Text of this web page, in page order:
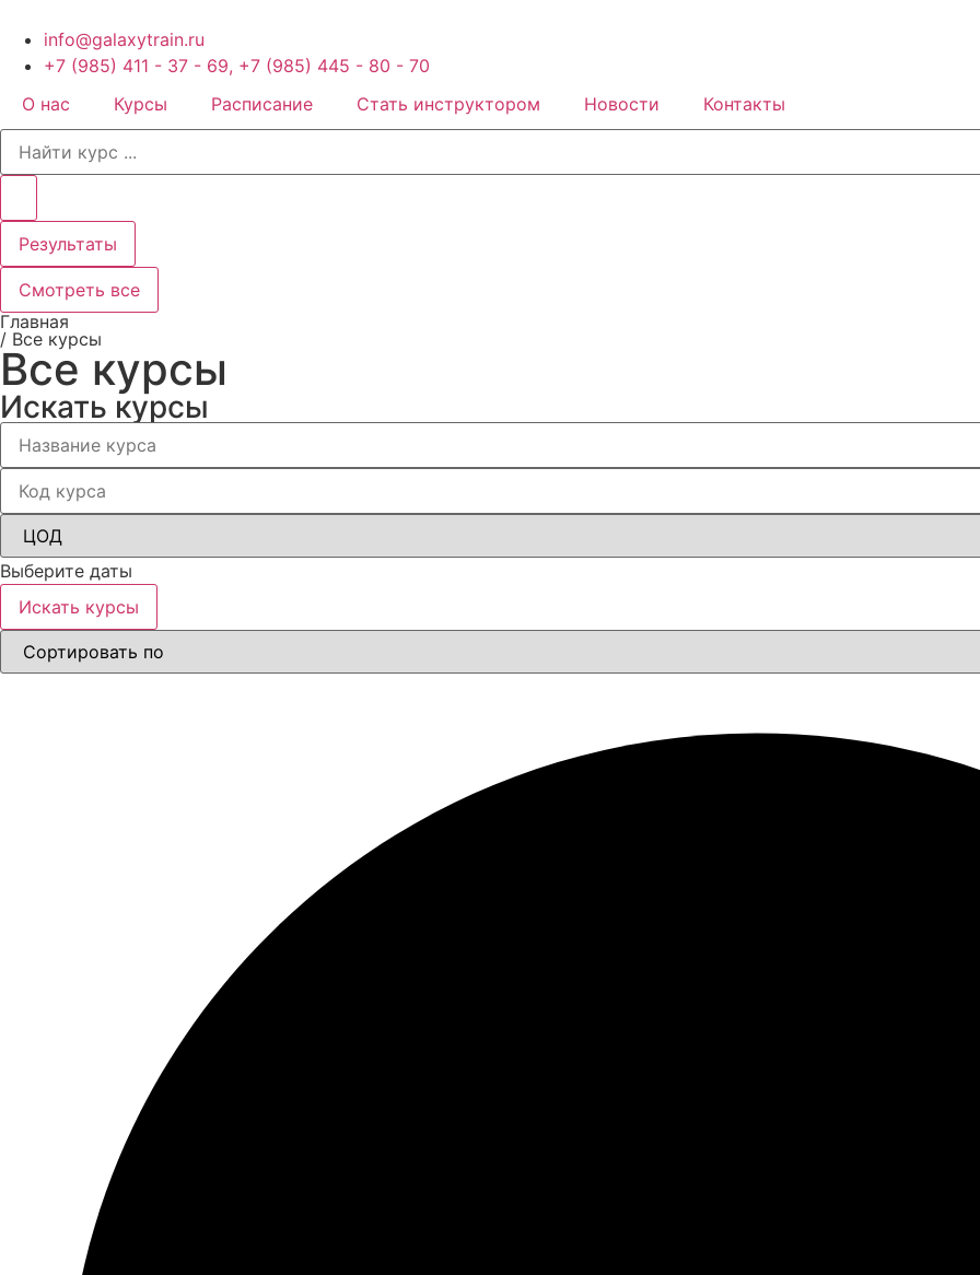
содержимому
info@galaxytrain.ru
+7 (985) 411 - 37 - 69, +7 (985) 445 - 80 - 70
О нас
Курсы Расписание Стать инструктором Новости
Контакты
Search
Результаты
Смотреть все
Главная
/ Все курсы
Все курсы
Искать курсы
Выберите даты
Искать курсы